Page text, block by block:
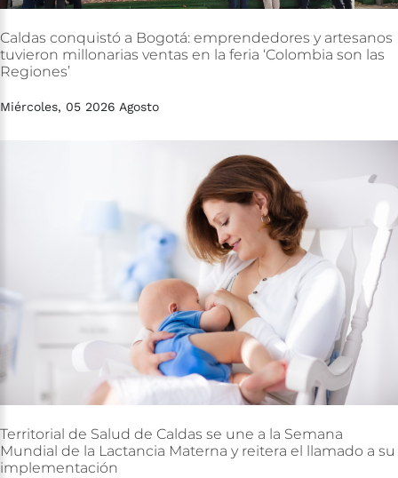
Caldas conquistó a Bogotá: emprendedores y artesanos
tuvieron millonarias ventas en la feria ‘Colombia son las
Regiones’
Miércoles, 05 2026 Agosto
Territorial de Salud de Caldas se une a la Semana
Mundial de la Lactancia Materna y reitera el llamado a su
implementación